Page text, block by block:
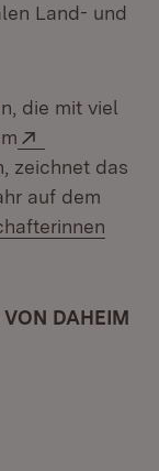
Land- und
die mit viel
zeichnet das
auf dem
Fenster)
DAHEIM